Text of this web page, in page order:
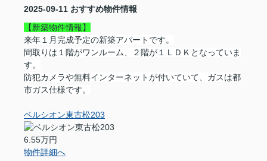
2025-09-11 おすすめ物件情報
【新築物件情報】
来年１月完成予定の新築アパートです。
間取りは１階がワンルーム、２階が１ＬＤＫとなっていま
す。
防犯カメラや無料インターネットが付いていて、ガスは都
市ガス仕様です。
ベルシオン東古松203
6.55万円
物件詳細へ